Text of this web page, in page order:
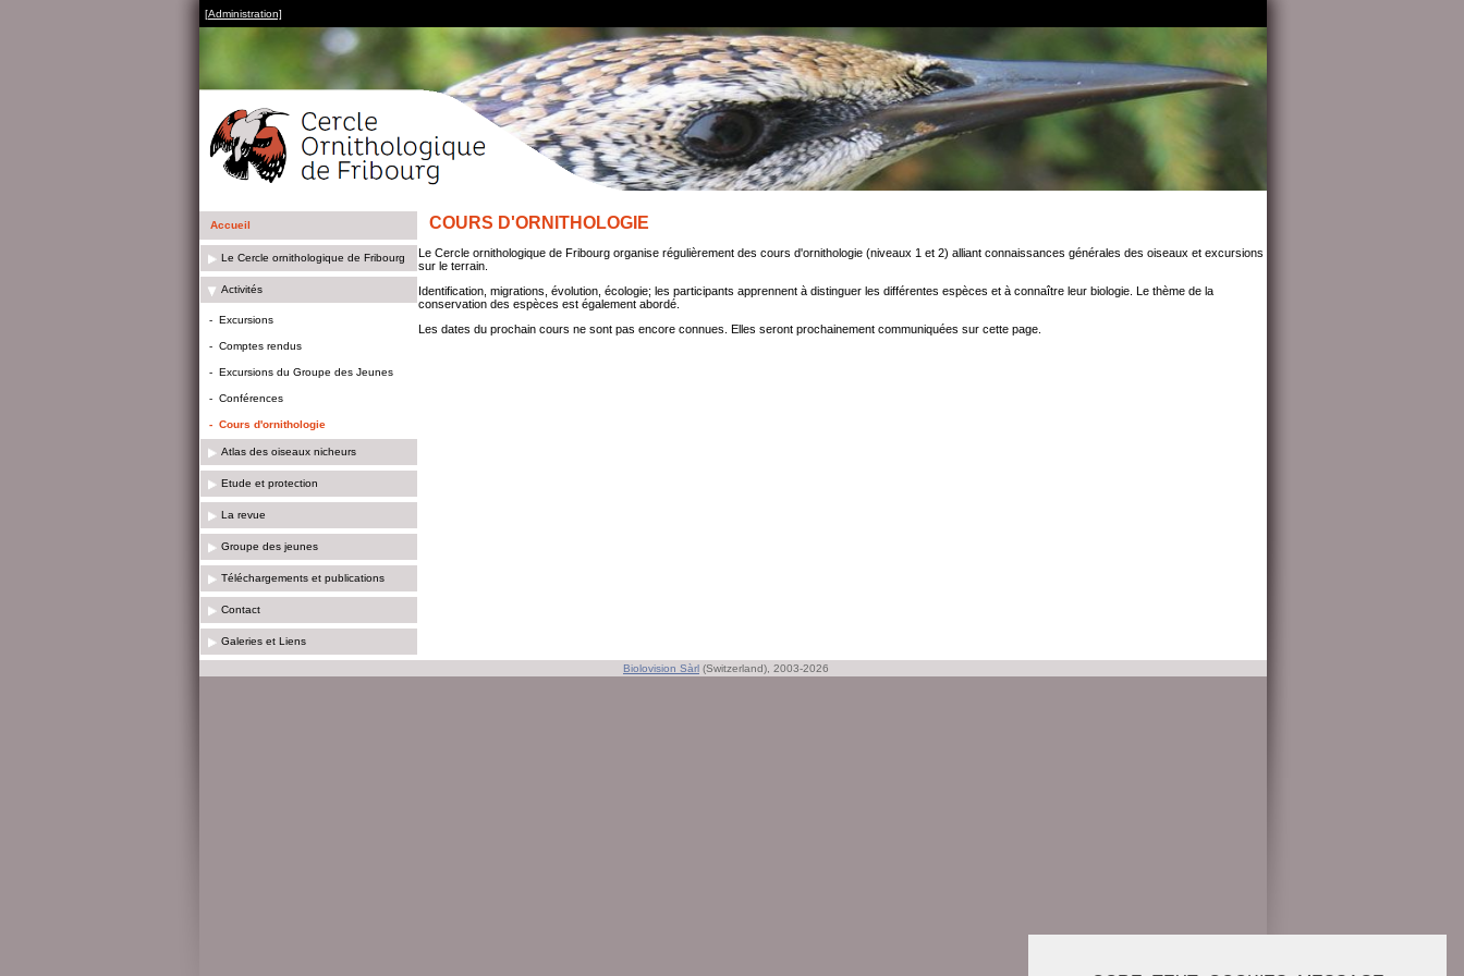
[Administration]
Accueil
Le Cercle ornithologique de Fribourg
Activités
- Excursions
- Comptes rendus
- Excursions du Groupe des Jeunes
- Conférences
- Cours d'ornithologie
Atlas des oiseaux nicheurs
Etude et protection
La revue
Groupe des jeunes
Téléchargements et publications
Contact
Galeries et Liens
COURS D'ORNITHOLOGIE
Le Cercle ornithologique de Fribourg organise régulièrement des cours d'ornithologie (niveaux 1 et 2) alliant connaissances générales des oiseaux et excursions
sur le terrain.
Identification, migrations, évolution, écologie; les participants apprennent à distinguer les différentes espèces et à connaître leur biologie. Le thème de la
conservation des espèces est également abordé.
Les dates du prochain cours ne sont pas encore connues. Elles seront prochainement communiquées sur cette page.
Biolovision Sàrl (Switzerland), 2003-2026